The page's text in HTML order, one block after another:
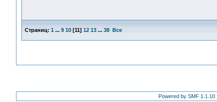
Страниц: 1 ... 9 10[11] 12 13 ... 38 Все
Powered by SMF 1.1.10